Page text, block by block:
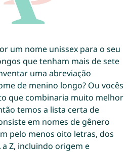
um nome unissex para o seu
que tenham mais de sete
uma abreviação
de menino longo? Ou vocês
que combinaria muito melhor
temos a lista certa de
em nomes de gênero
pelo menos oito letras, dos
Z, incluindo origem e